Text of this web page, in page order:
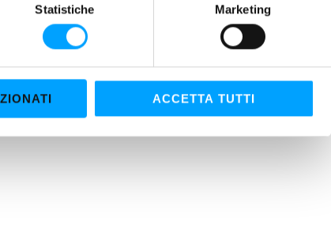
Statistiche Marketing
ACCETTA TUTTI
gli attriti su tutte le parti del motore. Bardahl assicura